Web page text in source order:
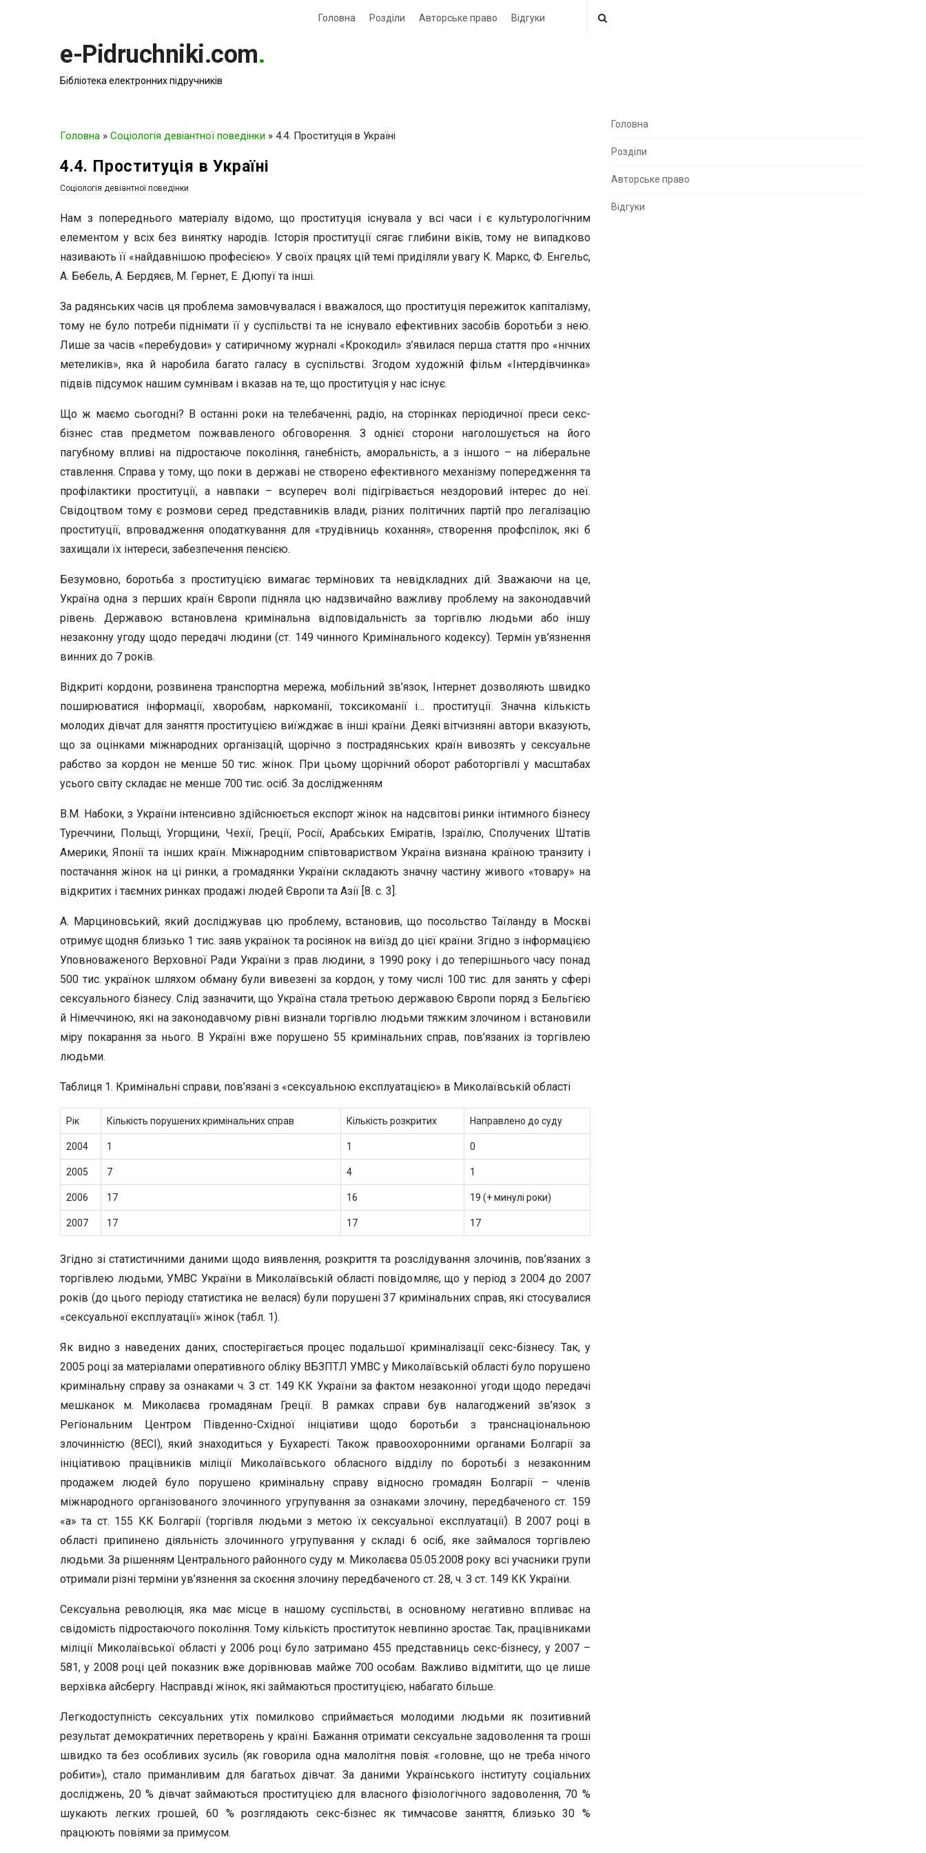
Головна Розділи Авторське право Відгуки
e-Pidruchniki.com.
Бібліотека електронних підручників
Головна » Соціологія девіантної поведінки » 4.4. Проституція в Україні
4.4. Проституція в Україні
Соціологія девіантної поведінки
Нам з попереднього матеріалу відомо, що проституція існувала у всі часи і є культурологічним
елементом у всіх без винятку народів. Історія проституції сягає глибини віків, тому не випадково
називають її «найдавнішою професією». У своїх працях цій темі приділяли увагу К. Маркс, Ф. Енгельс,
А. Бебель, А. Бердяєв, М. Гернет, Е. Дюпуї та інші.
За радянських часів ця проблема замовчувалася і вважалося, що проституція пережиток капіталізму,
тому не було потреби піднімати її у суспільстві та не існувало ефективних засобів боротьби з нею.
Лише за часів «перебудови» у сатиричному журналі «Крокодил» з’явилася перша стаття про «нічних
метеликів», яка й наробила багато галасу в суспільстві. Згодом художній фільм «Інтердівчинка»
підвів підсумок нашим сумнівам і вказав на те, що проституція у нас існує.
Що ж маємо сьогодні? В останні роки на телебаченні, радіо, на сторінках періодичної преси секс-
бізнес став предметом пожвавленого обговорення. З однієї сторони наголошується на його
пагубному впливі на підростаюче покоління, ганебність, аморальність, а з іншого – на ліберальне
ставлення. Справа у тому, що поки в державі не створено ефективного механізму попередження та
профілактики проституції, а навпаки – всупереч волі підігрівається нездоровий інтерес до неї.
Свідоцтвом тому є розмови серед представників влади, різних політичних партій про легалізацію
проституції, впровадження оподаткування для «трудівниць кохання», створення профспілок, які б
захищали їх інтереси, забезпечення пенсією.
Безумовно, боротьба з проституцією вимагає термінових та невідкладних дій. Зважаючи на це,
Україна одна з перших країн Європи підняла цю надзвичайно важливу проблему на законодавчий
рівень. Державою встановлена кримінальна відповідальність за торгівлю людьми або іншу
незаконну угоду щодо передачі людини (ст. 149 чинного Кримінального кодексу). Термін ув’язнення
винних до 7 років.
Відкриті кордони, розвинена транспортна мережа, мобільний зв’язок, Інтернет дозволяють швидко
поширюватися інформації, хворобам, наркоманії, токсикоманії і… проституції. Значна кількість
молодих дівчат для заняття проституцією виїжджає в інші країни. Деякі вітчизняні автори вказують,
що за оцінками міжнародних організацій, щорічно з пострадянських країн вивозять у сексуальне
рабство за кордон не менше 50 тис. жінок. При цьому щорічний оборот работоргівлі у масштабах
усього світу складає не менше 700 тис. осіб. За дослідженням
В.М. Набоки, з України інтенсивно здійснюється експорт жінок на надсвітові ринки інтимного бізнесу
Туреччини, Польщі, Угорщини, Чехії, Греції, Росії, Арабських Еміратів, Ізраїлю, Сполучених Штатів
Америки, Японії та інших країн. Міжнародним співтовариством Україна визнана країною транзиту і
постачання жінок на ці ринки, а громадянки України складають значну частину живого «товару» на
відкритих і таємних ринках продажі людей Європи та Азії [8. с. 3].
А. Марциновський, який досліджував цю проблему, встановив, що посольство Таїланду в Москві
отримує щодня близько 1 тис. заяв українок та росіянок на виїзд до цієї країни. Згідно з інформацією
Уповноваженого Верховної Ради України з прав людини, з 1990 року і до теперішнього часу понад
500 тис. українок шляхом обману були вивезені за кордон, у тому числі 100 тис. для занять у сфері
сексуального бізнесу. Слід зазначити, що Україна стала третьою державою Європи поряд з Бельгією
й Німеччиною, які на законодавчому рівні визнали торгівлю людьми тяжким злочином і встановили
міру покарання за нього. В Україні вже порушено 55 кримінальних справ, пов’язаних із торгівлею
людьми.
Таблиця 1. Кримінальні справи, пов’язані з «сексуальною експлуатацією» в Миколаївській області
Рік Кількість порушених кримінальних справ Кількість розкритих Направлено до суду
2004 1 1 0
2005 7 4 1
2006 17 16 19 (+ минулі роки)
2007 17 17 17
Згідно зі статистичними даними щодо виявлення, розкриття та розслідування злочинів, пов’язаних з
торгівлею людьми, УМВС України в Миколаївській області повідомляє, що у період з 2004 до 2007
років (до цього періоду статистика не велася) були порушені 37 кримінальних справ, які стосувалися
«сексуальної експлуатації» жінок (табл. 1).
Як видно з наведених даних, спостерігається процес подальшої криміналізації секс-бізнесу. Так, у
2005 році за матеріалами оперативного обліку ВБЗПТЛ УМВС у Миколаївській області було порушено
кримінальну справу за ознаками ч. З ст. 149 КК України за фактом незаконної угоди щодо передачі
мешканок м. Миколаєва громадянам Греції. В рамках справи був налагоджений зв’язок з
Регіональним Центром Південно-Східної ініціативи щодо боротьби з транснаціональною
злочинністю (8ЕСІ), який знаходиться у Бухаресті. Також правоохоронними органами Болгарії за
ініціативою працівників міліції Миколаївського обласного відділу по боротьбі з незаконним
продажем людей було порушено кримінальну справу відносно громадян Болгарії – членів
міжнародного організованого злочинного угрупування за ознаками злочину, передбаченого ст. 159
«а» та ст. 155 КК Болгарії (торгівля людьми з метою їх сексуальної експлуатації). В 2007 році в
області припинено діяльність злочинного угрупування у складі 6 осіб, яке займалося торгівлею
людьми. За рішенням Центрального районного суду м. Миколаєва 05.05.2008 року всі учасники групи
отримали різні терміни ув’язнення за скоєння злочину передбаченого ст. 28, ч. З ст. 149 КК України.
Сексуальна революція, яка має місце в нашому суспільстві, в основному негативно впливає на
свідомість підростаючого покоління. Тому кількість проституток невпинно зростає. Так, працівниками
міліції Миколаївської області у 2006 році було затримано 455 представниць секс-бізнесу, у 2007 –
581, у 2008 році цей показник вже дорівнював майже 700 особам. Важливо відмітити, що це лише
верхівка айсбергу. Насправді жінок, які займаються проституцією, набагато більше.
Легкодоступність сексуальних утіх помилково сприймається молодими людьми як позитивний
результат демократичних перетворень у країні. Бажання отримати сексуальне задоволення та гроші
швидко та без особливих зусиль (як говорила одна малолітня повія: «головне, що не треба нічого
робити»), стало приманливим для багатьох дівчат. За даними Українського інституту соціальних
досліджень, 20 % дівчат займаються проституцією для власного фізіологічного задоволення, 70 %
шукають легких грошей, 60 % розглядають секс-бізнес як тимчасове заняття, близько 30 %
працюють повіями за примусом.
S
e
S
Головна
Розділи
Авторське право
Відгуки